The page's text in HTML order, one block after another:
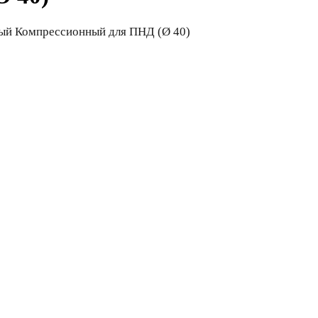
Компрессионный для ПНД (Ø 40)